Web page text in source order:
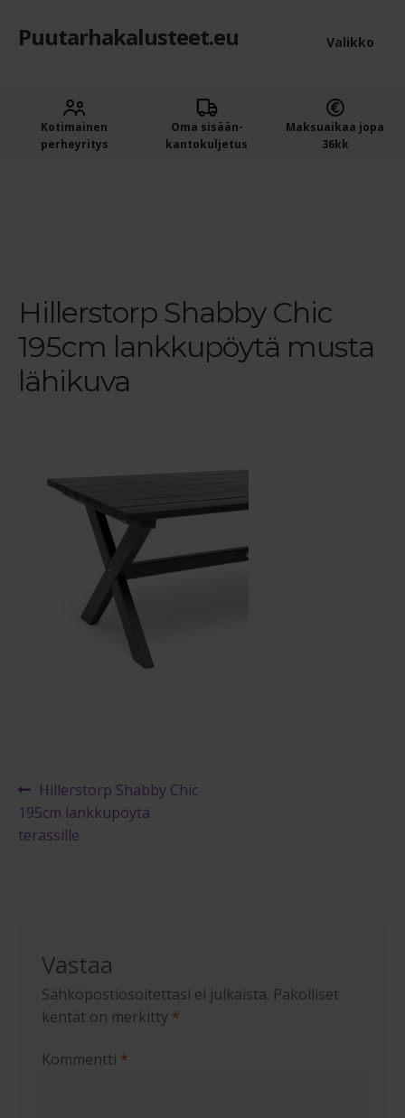
Siirry
Siirry
Puutarhakalusteet.eu Valikko
Puutarhakalusteet
Yleiset ehdot
Maksuehdot
Kotimainen
perheyritys
Oma sisään­
kantokuljetus
Maksuaikaa jopa
36kk
Hillerstorp Shabby Chic
195cm lankkupöytä musta
lähikuva
Artikkelien
selaus
Edellinen
artikkeli
Hillerstorp Shabby Chic
195cm lankkupöytä
terassille
Vastaa
Sähköpostiosoitettasi ei julkaista. Pakolliset
kentät on merkitty *
Kommentti *